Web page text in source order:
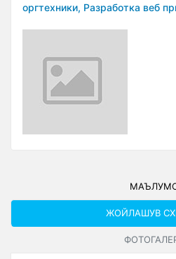
оргтехники, Разработка веб
ЖОЙЛАШУВ